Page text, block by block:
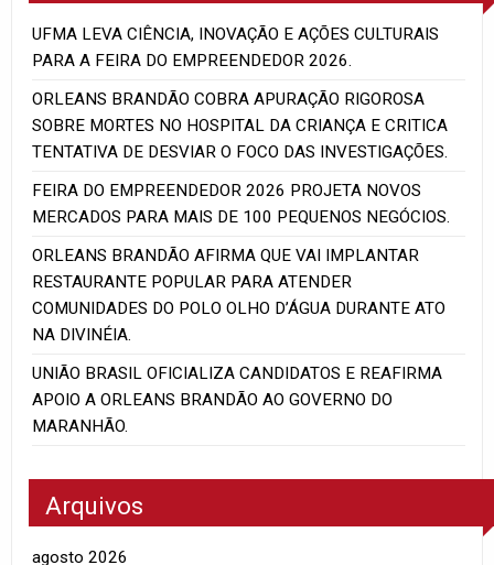
UFMA LEVA CIÊNCIA, INOVAÇÃO E AÇÕES CULTURAIS
PARA A FEIRA DO EMPREENDEDOR 2026.
ORLEANS BRANDÃO COBRA APURAÇÃO RIGOROSA
SOBRE MORTES NO HOSPITAL DA CRIANÇA E CRITICA
TENTATIVA DE DESVIAR O FOCO DAS INVESTIGAÇÕES.
FEIRA DO EMPREENDEDOR 2026 PROJETA NOVOS
MERCADOS PARA MAIS DE 100 PEQUENOS NEGÓCIOS.
ORLEANS BRANDÃO AFIRMA QUE VAI IMPLANTAR
RESTAURANTE POPULAR PARA ATENDER
COMUNIDADES DO POLO OLHO D’ÁGUA DURANTE ATO
NA DIVINÉIA.
UNIÃO BRASIL OFICIALIZA CANDIDATOS E REAFIRMA
APOIO A ORLEANS BRANDÃO AO GOVERNO DO
MARANHÃO.
Arquivos
agosto 2026